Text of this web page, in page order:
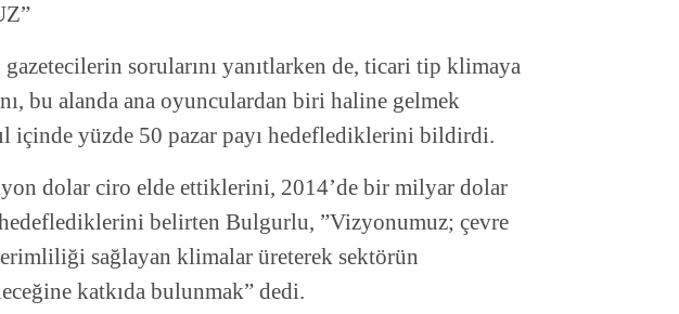
sorularını yanıtlarken de, ticari tip klimaya
bu alanda ana oyunculardan biri haline gelmek
içinde yüzde 50 pazar payı hedeflediklerini bildirdi.
dolar ciro elde ettiklerini, 2014’de bir milyar dolar
belirten Bulgurlu, ”Vizyonumuz; çevre
sağlayan klimalar üreterek sektörün
katkıda bulunmak” dedi.